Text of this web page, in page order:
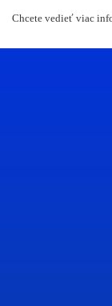
Chcete vedieť viac